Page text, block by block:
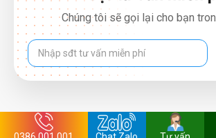
Chúng tôi sẽ gọi lại cho bạn